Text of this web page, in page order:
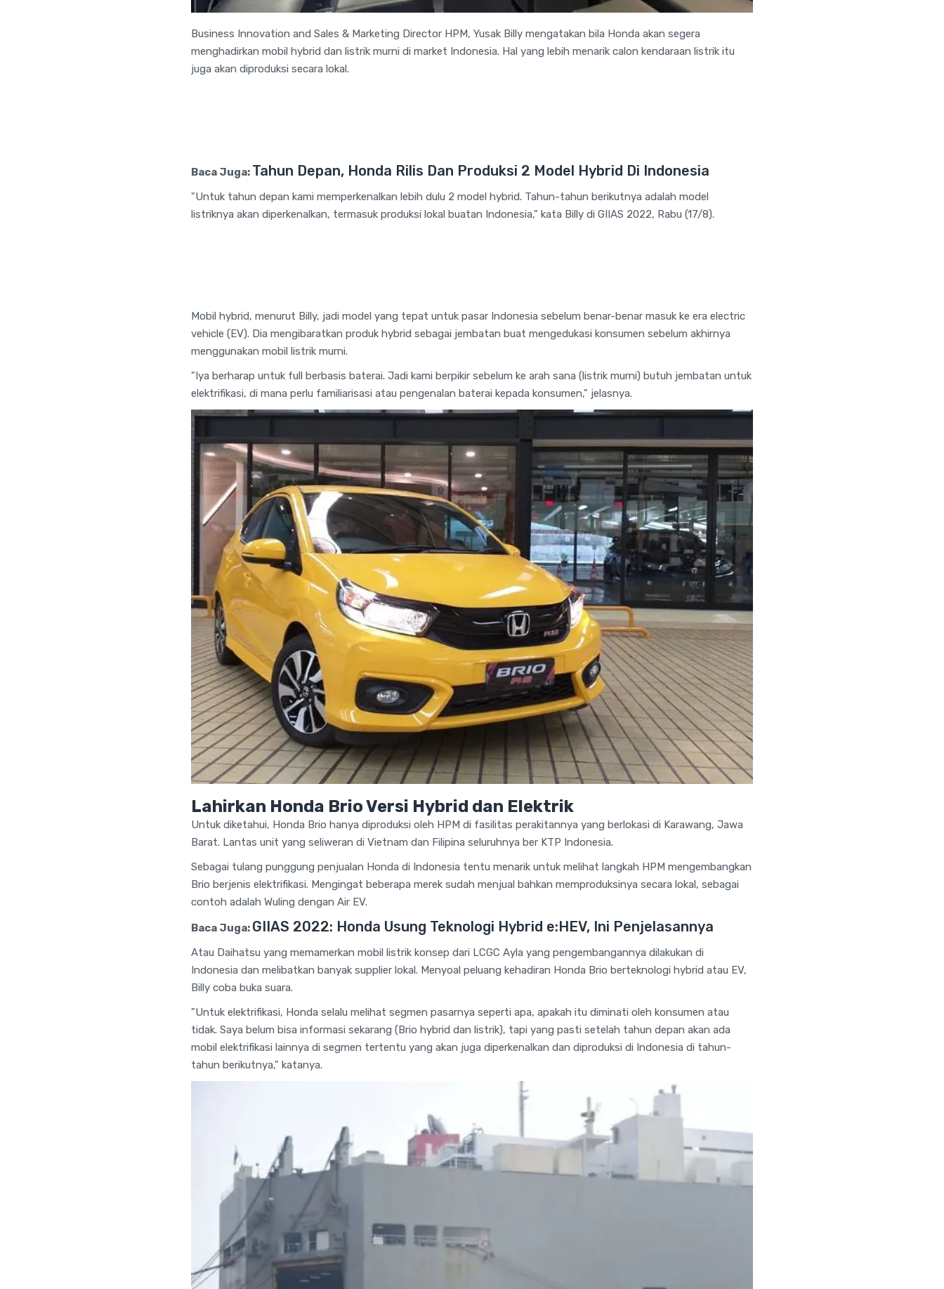
Business Innovation and Sales & Marketing Director HPM, Yusak Billy mengatakan bila Honda akan segera
menghadirkan mobil hybrid dan listrik murni di market Indonesia. Hal yang lebih menarik calon kendaraan listrik itu
juga akan diproduksi secara lokal.
Baca Juga: Tahun Depan, Honda Rilis Dan Produksi 2 Model Hybrid Di Indonesia
"Untuk tahun depan kami memperkenalkan lebih dulu 2 model hybrid. Tahun-tahun berikutnya adalah model
listriknya akan diperkenalkan, termasuk produksi lokal buatan Indonesia," kata Billy di GIIAS 2022, Rabu (17/8).
Mobil hybrid, menurut Billy, jadi model yang tepat untuk pasar Indonesia sebelum benar-benar masuk ke era electric
vehicle (EV). Dia mengibaratkan produk hybrid sebagai jembatan buat mengedukasi konsumen sebelum akhirnya
menggunakan mobil listrik murni.
"Iya berharap untuk full berbasis baterai. Jadi kami berpikir sebelum ke arah sana (listrik murni) butuh jembatan untuk
elektrifikasi, di mana perlu familiarisasi atau pengenalan baterai kepada konsumen," jelasnya.
Lahirkan Honda Brio Versi Hybrid dan Elektrik
Untuk diketahui, Honda Brio hanya diproduksi oleh HPM di fasilitas perakitannya yang berlokasi di Karawang, Jawa
Barat. Lantas unit yang seliweran di Vietnam dan Filipina seluruhnya ber KTP Indonesia.
Sebagai tulang punggung penjualan Honda di Indonesia tentu menarik untuk melihat langkah HPM mengembangkan
Brio berjenis elektrifikasi. Mengingat beberapa merek sudah menjual bahkan memproduksinya secara lokal, sebagai
contoh adalah Wuling dengan Air EV.
Baca Juga: GIIAS 2022: Honda Usung Teknologi Hybrid e:HEV, Ini Penjelasannya
Atau Daihatsu yang memamerkan mobil listrik konsep dari LCGC Ayla yang pengembangannya dilakukan di
Indonesia dan melibatkan banyak supplier lokal. Menyoal peluang kehadiran Honda Brio berteknologi hybrid atau EV,
Billy coba buka suara.
"Untuk elektrifikasi, Honda selalu melihat segmen pasarnya seperti apa, apakah itu diminati oleh konsumen atau
tidak. Saya belum bisa informasi sekarang (Brio hybrid dan listrik), tapi yang pasti setelah tahun depan akan ada
mobil elektrifikasi lainnya di segmen tertentu yang akan juga diperkenalkan dan diproduksi di Indonesia di tahun-
tahun berikutnya," katanya.